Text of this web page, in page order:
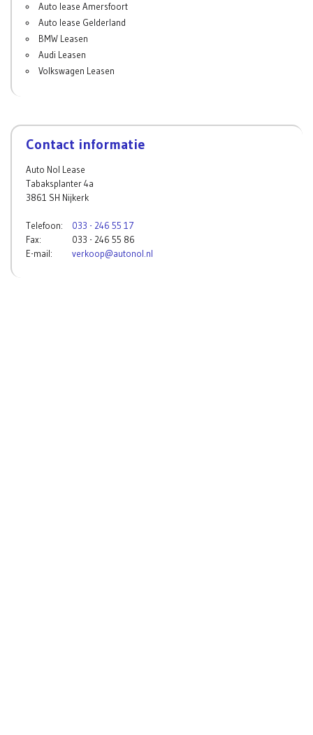
Auto lease Amersfoort
Auto lease Gelderland
BMW Leasen
Audi Leasen
Volkswagen Leasen
Contact informatie
Auto Nol Lease
Tabaksplanter 4a
3861 SH Nijkerk
Telefoon: 033 - 246 55 17
Fax:
033 - 246 55 86
E-mail:
verkoop@autonol.nl